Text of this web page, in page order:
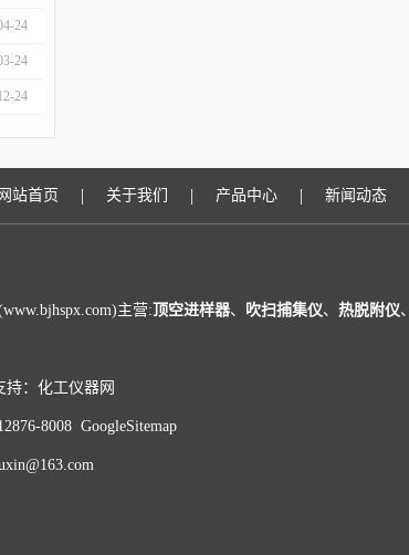
24
24
24
网站首页 | 关于我们 | 产品中心 | 新闻动态
主营:顶空进样器、 吹扫捕集仪、 热脱附仪、
： 化工仪器网
8008 GoogleSitemap